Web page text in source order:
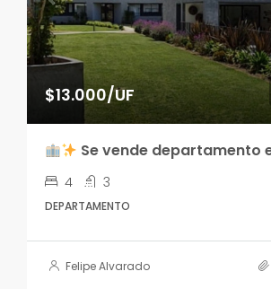
$13.000/UF
Se vende departamento en Edificio
4 3
DEPARTAMENTO
Felipe Alvarado